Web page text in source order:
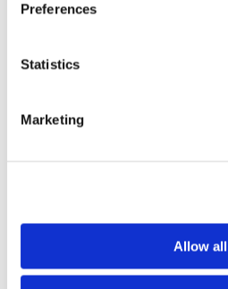
Preferences
Statistics
Marketing
Allow all
Janneke Brinkman-Salentijn